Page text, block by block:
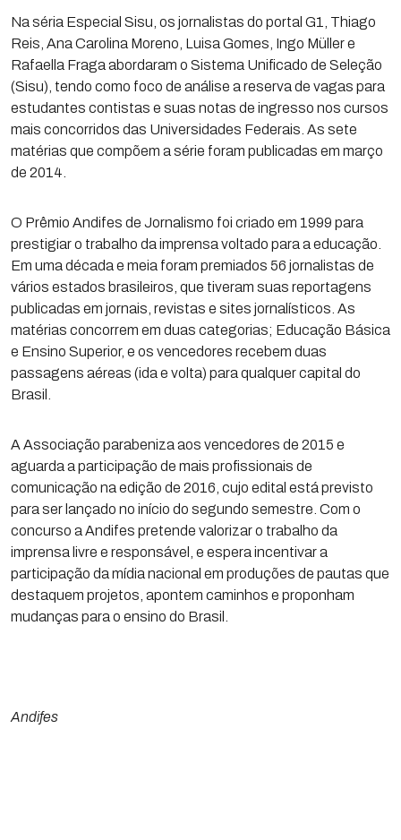
Na séria Especial Sisu, os jornalistas do portal G1, Thiago
Reis, Ana Carolina Moreno, Luisa Gomes, Ingo Müller e
Rafaella Fraga abordaram o Sistema Unificado de Seleção
(Sisu), tendo como foco de análise a reserva de vagas para
estudantes contistas e suas notas de ingresso nos cursos
mais concorridos das Universidades Federais. As sete
matérias que compõem a série foram publicadas em março
de 2014.
O Prêmio Andifes de Jornalismo foi criado em 1999 para
prestigiar o trabalho da imprensa voltado para a educação.
Em uma década e meia foram premiados 56 jornalistas de
vários estados brasileiros, que tiveram suas reportagens
publicadas em jornais, revistas e sites jornalísticos. As
matérias concorrem em duas categorias; Educação Básica
e Ensino Superior, e os vencedores recebem duas
passagens aéreas (ida e volta) para qualquer capital do
Brasil.
A Associação parabeniza aos vencedores de 2015 e
aguarda a participação de mais profissionais de
comunicação na edição de 2016, cujo edital está previsto
para ser lançado no início do segundo semestre. Com o
concurso a Andifes pretende valorizar o trabalho da
imprensa livre e responsável, e espera incentivar a
participação da mídia nacional em produções de pautas que
destaquem projetos, apontem caminhos e proponham
mudanças para o ensino do Brasil.
Andifes